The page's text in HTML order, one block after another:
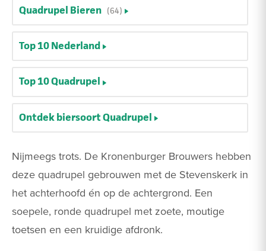
Nijmeegs trots. De Kronenburger Brouwers hebben
deze quadrupel gebrouwen met de Stevenskerk in
het achterhoofd én op de achtergrond. Een
soepele, ronde quadrupel met zoete, moutige
toetsen en een kruidige afdronk.
Quadrupel Bieren (64)
Top 10 Nederland
Top 10 Quadrupel
Ontdek biersoort Quadrupel